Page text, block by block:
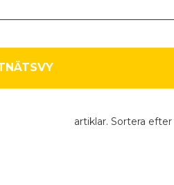
artiklar. Sortera efter